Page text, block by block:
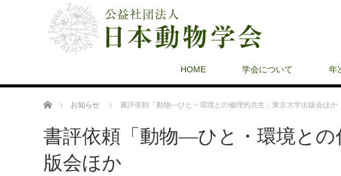
HOME 学会について 年
ホーム お知らせ 書評依頼「動物―ひと・環境との倫理的共生」東京大学出版会ほか
書評依頼「動物―ひと・環境との
版会ほか